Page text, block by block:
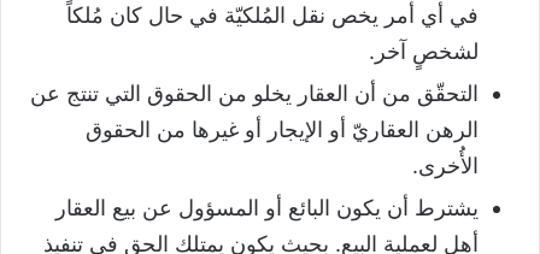
في أي أمر يخص نقل المُلكيّة في حال كان مُلكاً
لشخصٍ آخر.
التحقّق من أن العقار يخلو من الحقوق التي تنتج عن
الرهن العقاريّ أو الإيجار أو غيرها من الحقوق
الأُخرى.
يشترط أن يكون البائع أو المسؤول عن بيع العقار
أهل لعملية البيع. بحيث يكون يمتلك الحق في تنفيذ